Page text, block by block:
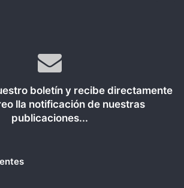
boletín y recibe directamente
lla notificación de nuestras
publicaciones...